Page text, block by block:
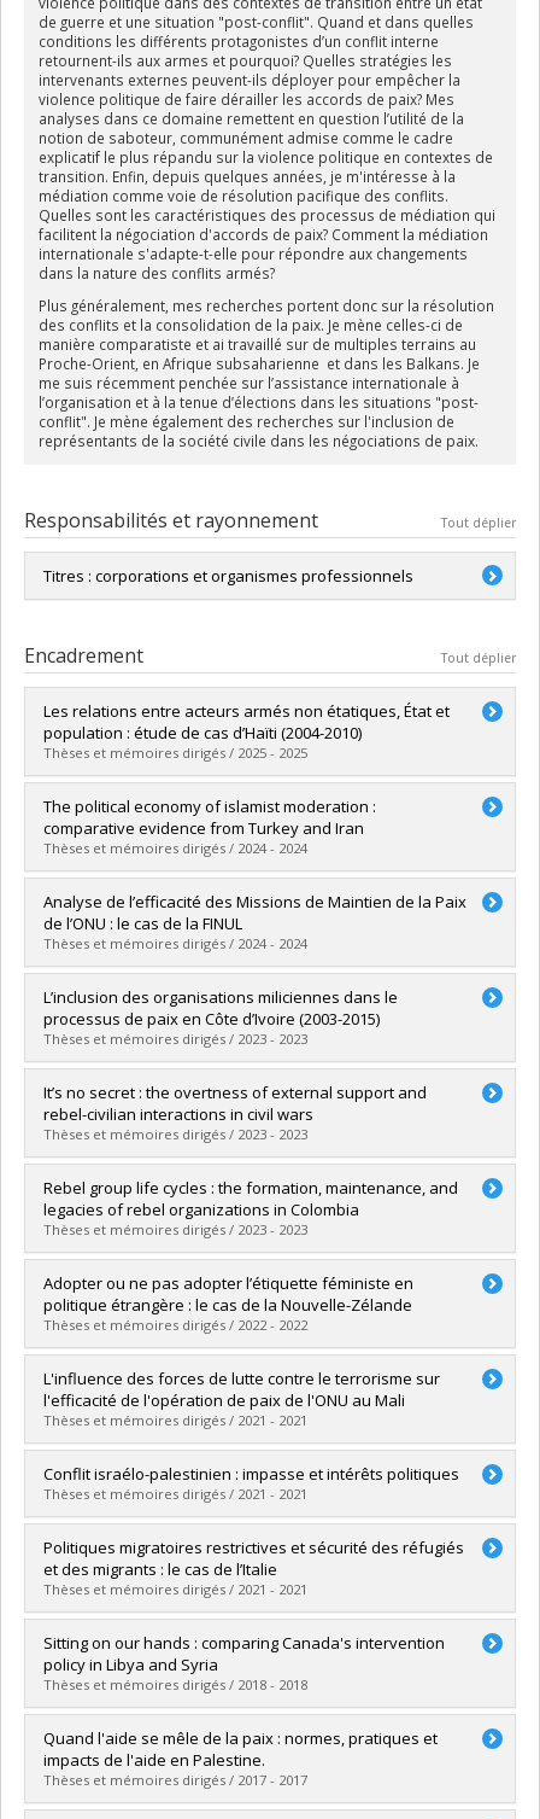
de guerre et une situation "post-conflit". Quand et dans quelles
conditions les différents protagonistes d’un conflit interne
retournent-ils aux armes et pourquoi? Quelles stratégies les
intervenants externes peuvent-ils déployer pour empêcher la
violence politique de faire dérailler les accords de paix? Mes
analyses dans ce domaine remettent en question l’utilité de la
notion de saboteur, communément admise comme le cadre
explicatif le plus répandu sur la violence politique en contextes de
transition. Enfin, depuis quelques années, je m'intéresse à la
médiation comme voie de résolution pacifique des conflits.
Quelles sont les caractéristiques des processus de médiation qui
facilitent la négociation d'accords de paix? Comment la médiation
internationale s'adapte-t-elle pour répondre aux changements
dans la nature des conflits armés?
Plus généralement, mes recherches portent donc sur la résolution
des conflits et la consolidation de la paix. Je mène celles-ci de
manière comparatiste et ai travaillé sur de multiples terrains au
Proche-Orient, en Afrique subsaharienne et dans les Balkans. Je
me suis récemment penchée sur l’assistance internationale à
l’organisation et à la tenue d’élections dans les situations "post-
conflit". Je mène également des recherches sur l'inclusion de
représentants de la société civile dans les négociations de paix.
Responsabilités et rayonnement Tout déplier
Titres : corporations et organismes professionnels
Network
Encadrement Tout déplier
Les relations entre acteurs armés non étatiques, État et
population : étude de cas d’Haïti (2004-2010)
Thèses et mémoires dirigés / 2025 - 2025
Diplômé(e) :Longin, Gabrielle
Cycle :Maîtrise
Diplôme obtenu :M. Sc.
Lien vers le document dans Papyrus
The political economy of islamist moderation :
comparative evidence from Turkey and Iran
Thèses et mémoires dirigés / 2024 - 2024
Diplômé(e) :Yücesoy, Vahid
Cycle :Doctorat
Diplôme obtenu :Ph. D.
Lien vers le document dans Papyrus
Analyse de l’efficacité des Missions de Maintien de la Paix
de l’ONU : le cas de la FINUL
Thèses et mémoires dirigés / 2024 - 2024
Diplômé(e) :Lauriol, Camille
Cycle :Maîtrise
Diplôme obtenu :M. Sc.
Lien vers le document dans Papyrus
L’inclusion des organisations miliciennes dans le
processus de paix en Côte d’Ivoire (2003-2015)
Thèses et mémoires dirigés / 2023 - 2023
Diplômé(e) : Kouadio, Aya Laurie Salome
Cycle :Maîtrise
Diplôme obtenu :M.A.
Lien vers le document dans Papyrus
It’s no secret : the overtness of external support and
rebel-civilian interactions in civil wars
Thèses et mémoires dirigés / 2023 - 2023
Diplômé(e) :Stein, Arthur
Cycle :Doctorat
Diplôme obtenu :Ph. D.
Lien vers le document dans Papyrus
Rebel group life cycles : the formation, maintenance, and
legacies of rebel organizations in Colombia
Thèses et mémoires dirigés / 2023 - 2023
Diplômé(e) :Boulanger Martel, Simon Pierre
Cycle :Doctorat
Diplôme obtenu :Ph. D.
Lien vers le document dans Papyrus
Adopter ou ne pas adopter l’étiquette féministe en
politique étrangère : le cas de la Nouvelle-Zélande
Thèses et mémoires dirigés / 2022 - 2022
Diplômé(e) :Beaulieu, Kim
Cycle :Maîtrise
Diplôme obtenu :M. Sc.
Lien vers le document dans Papyrus
L'influence des forces de lutte contre le terrorisme sur
l'efficacité de l'opération de paix de l'ONU au Mali
Thèses et mémoires dirigés / 2021 - 2021
Diplômé(e) :Bouchard, Solenne
Cycle : Maîtrise
Diplôme obtenu :M. Sc.
Lien vers le document dans Papyrus
Conflit israélo-palestinien : impasse et intérêts politiques
Thèses et mémoires dirigés / 2021 - 2021
Diplômé(e) :Beauséjour, Rose-Hélène
Cycle : Maîtrise
Diplôme obtenu :M. Sc.
Lien vers le document dans Papyrus
Politiques migratoires restrictives et sécurité des réfugiés
et des migrants : le cas de l’Italie
Thèses et mémoires dirigés / 2021 - 2021
Diplômé(e) :Serrano, Claudia
Cycle :Maîtrise
Diplôme obtenu :M. Sc.
Lien vers le document dans Papyrus
Sitting on our hands : comparing Canada's intervention
policy in Libya and Syria
Thèses et mémoires dirigés / 2018 - 2018
Diplômé(e) : Kindarji, Valérie
Cycle :Maîtrise
Diplôme obtenu :M. Sc.
Lien vers le document dans Papyrus
Quand l'aide se mêle de la paix : normes, pratiques et
impacts de l'aide en Palestine.
Thèses et mémoires dirigés / 2017 - 2017